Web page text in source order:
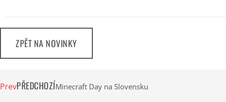
ZPĚT NA NOVINKY
PrevPŘEDCHOZÍMinecraft Day na Slovensku